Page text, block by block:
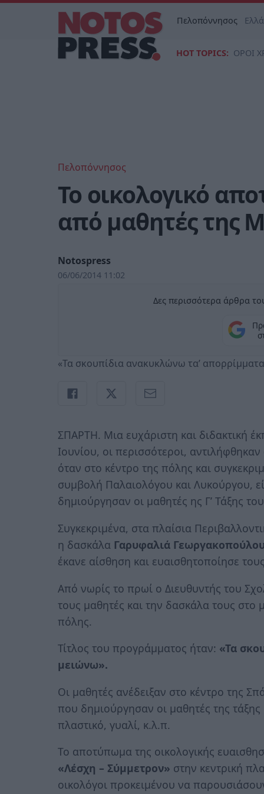
Πελοπόννησος
HOT TOPICS: ΟΡΟΙ
Πελοπόννησος
Το οικολογικό
από μαθητές της
Notospress
06/06/2014 11:02
Δες περισσότερα άρθρα
«Τα σκουπίδια ανακυκλώνω τα’
ΣΠΑΡΤΗ. Μια ευχάριστη και διδακτική
Ιουνίου, οι περισσότεροι,
όταν στο κέντρο της πόλης και
συμβολή Παλαιολόγου και Λυκούργου,
δημιούργησαν οι μαθητές ης Γ’ Τάξης
Συγκεκριμένα, στα πλαίσια
η δασκάλα Γαρυφαλιά Γεωργακοπούλου
έκανε αίσθηση και ευαισθητοποίησε
Από νωρίς το πρωί ο Διευθυντής του
τους μαθητές και την δασκάλα τους στο
πόλης.
Τίτλος του προγράμματος ήταν: «Τα
μειώνω».
Οι μαθητές ανέδειξαν στο κέντρο της
που δημιούργησαν οι μαθητές της
πλαστικό, γυαλί, κ.λ.π.
Το αποτύπωμα της οικολογικής
«Λέσχη – Σύμμετρον» στην κεντρική
οικολόγοι προκειμένου να